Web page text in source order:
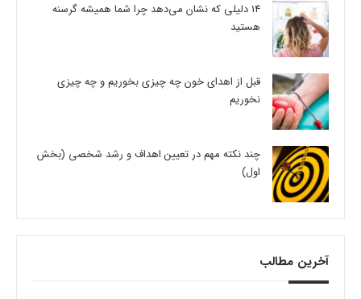
14 دلیلی که نشان می‌دهد چرا شما همیشه گرسنه
هستید
قبل از اهدای خون چه چیزی بخوریم و چه چیزی
نخوریم
چند نکته مهم در تعیین اهداف و رشد شخصی (بخش
اول)
آخرین مطالب